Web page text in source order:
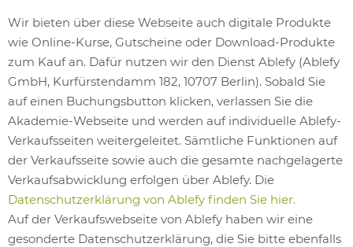
Wir bieten über diese Webseite auch digitale Produkte
wie Online-Kurse, Gutscheine oder Download-Produkte
zum Kauf an. Dafür nutzen wir den Dienst Ablefy (Ablefy
GmbH, Kurfürstendamm 182, 10707 Berlin). Sobald Sie
auf einen Buchungsbutton klicken, verlassen Sie die
Akademie-Webseite und werden auf individuelle Ablefy-
Verkaufsseiten weitergeleitet. Sämtliche Funktionen auf
der Verkaufsseite sowie auch die gesamte nachgelagerte
Verkaufsabwicklung erfolgen über Ablefy. Die
Datenschutzerklärung von Ablefy finden Sie hier.
Auf der Verkaufswebseite von Ablefy haben wir eine
gesonderte Datenschutzerklärung, die Sie bitte ebenfalls